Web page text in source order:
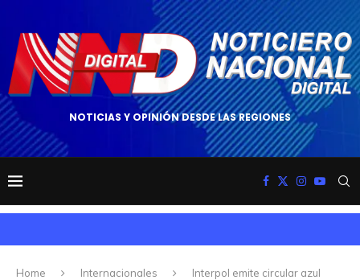
NOTICIAS Y OPINIÓN DESDE LAS REGIONES
Home Internacionales
Interpol emite circular azul